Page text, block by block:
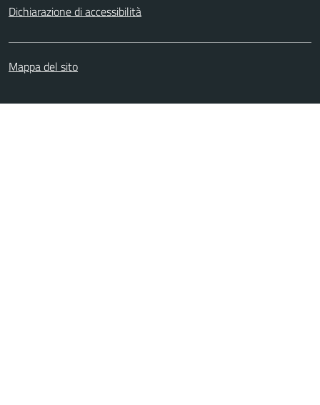
Dichiarazione di accessibilità
Mappa del sito